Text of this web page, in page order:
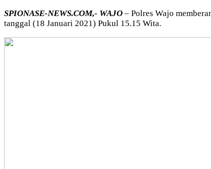
SPIONASE-NEWS.COM,- WAJO – Polres Wajo
tanggal (18 Januari 2021) Pukul 15.15 Wita.